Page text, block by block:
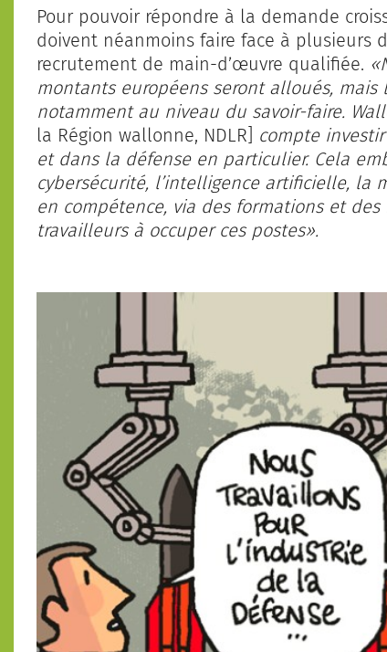
Pour pouvoir répondre à la demande
doivent néanmoins faire face à plusieurs
recrutement de main-d’œuvre qualifiée.
montants européens seront alloués,
notamment au niveau du savoir-faire.
la Région wallonne, NDLR] compte
et dans la défense en particulier. Cela
cybersécurité, l’intelligence artificielle, la
en compétence, via des formations et
travailleurs à occuper ces postes».